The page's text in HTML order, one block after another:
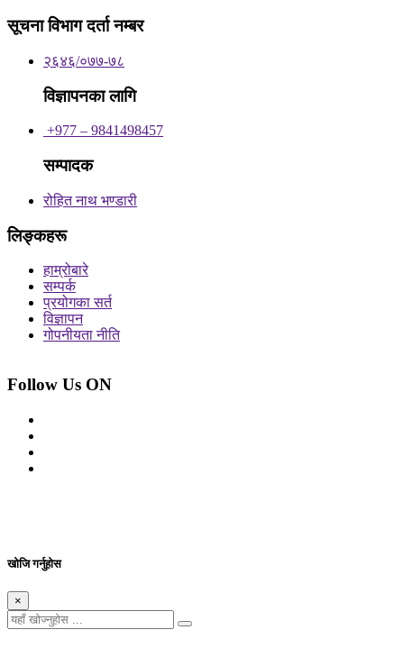
सूचना विभाग दर्ता नम्बर
२६४६/०७७-७८
विज्ञापनका लागि
+977 – 9841498457
सम्पादक
रोहित नाथ भण्डारी
लिङ्कहरू
हाम्रोबारे
सम्पर्क
प्रयोगका सर्त
विज्ञापन
गोपनीयता नीति
Follow Us ON
खोजि गर्नुहोस
×